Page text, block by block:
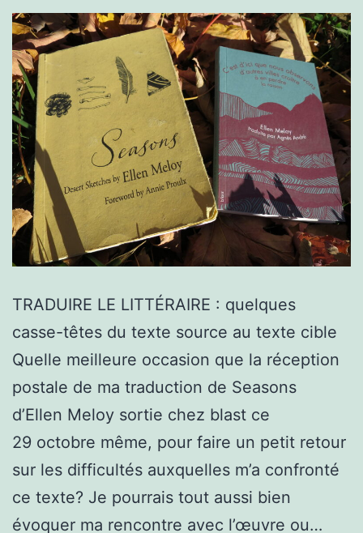
TRADUIRE LE LITTÉRAIRE : quelques
casse-têtes du texte source au texte cible
Quelle meilleure occasion que la réception
postale de ma traduction de Seasons
d’Ellen Meloy sortie chez blast ce
29 octobre même, pour faire un petit retour
sur les difficultés auxquelles m’a confronté
ce texte? Je pourrais tout aussi bien
évoquer ma rencontre avec l’œuvre ou…